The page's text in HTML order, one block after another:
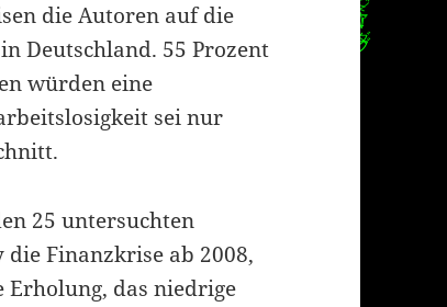
die Autoren auf die
Deutschland. 55 Prozent
würden eine
sei nur
25 untersuchten
Finanzkrise ab 2008,
das niedrige